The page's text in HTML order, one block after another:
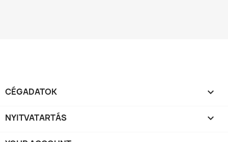
CÉGADATOK 
NYITVATARTÁS 